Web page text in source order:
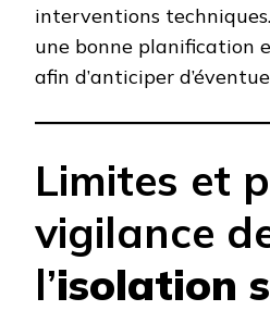
interventions
une bonne planification
afin d’anticiper
Limites et
vigilance
l’isolation